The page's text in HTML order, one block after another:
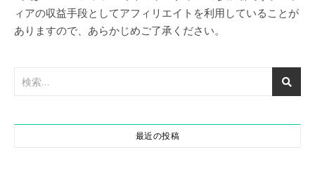
ィアの収益手段としてアフィリエイトを利用していることが
ありますので、あらかじめご了承ください。
最近の投稿